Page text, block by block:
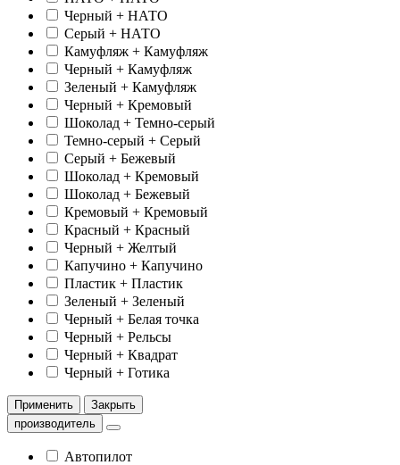
Черный + НАТО
Серый + НАТО
Камуфляж + Камуфляж
Черный + Камуфляж
Зеленый + Камуфляж
Черный + Кремовый
Шоколад + Темно-серый
Темно-серый + Серый
Серый + Бежевый
Шоколад + Кремовый
Шоколад + Бежевый
Кремовый + Кремовый
Красный + Красный
Черный + Желтый
Капучино + Капучино
Пластик + Пластик
Зеленый + Зеленый
Черный + Белая точка
Черный + Рельсы
Черный + Квадрат
Черный + Готика
Применить
Закрыть
производитель
Автопилот